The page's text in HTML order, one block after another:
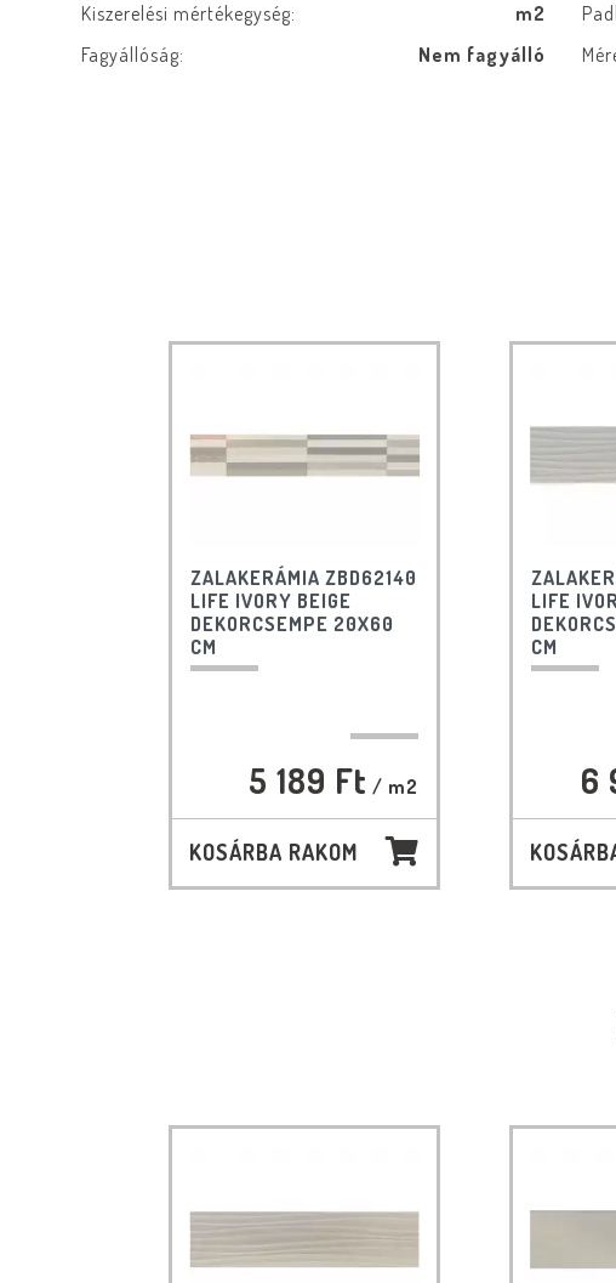
Kiszerelési mértékegység:
m2
Fagyállóság:
Nem fagyálló
ZALAKERÁMIA ZBD62140
LIFE IVORY BEIGE
DEKORCSEMPE 20X60
CM
5 189 Ft / m2
KOSÁRBA RAKOM
LIFE
CM
6